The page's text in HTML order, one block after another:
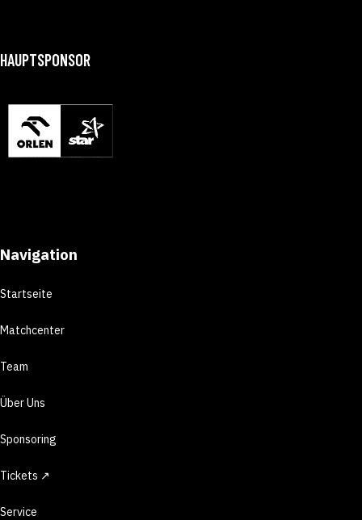
HAUPTSPONSOR
Navigation
Startseite
Matchcenter
Team
Über Uns
Sponsoring
Tickets ↗
Service